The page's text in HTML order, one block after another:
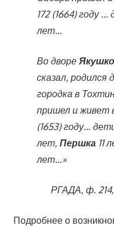
172 (1664) году …
лет…
Во дворе
сказал, родился
городка в
пришел и живет
(1653) году…
лет, Першка11
лет…»
РГАДА, ф. 214,
Подробнее о